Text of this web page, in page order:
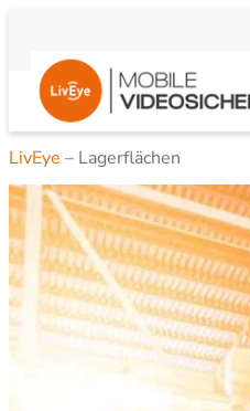
Inhalt
springen
LivEye – Lagerflächen